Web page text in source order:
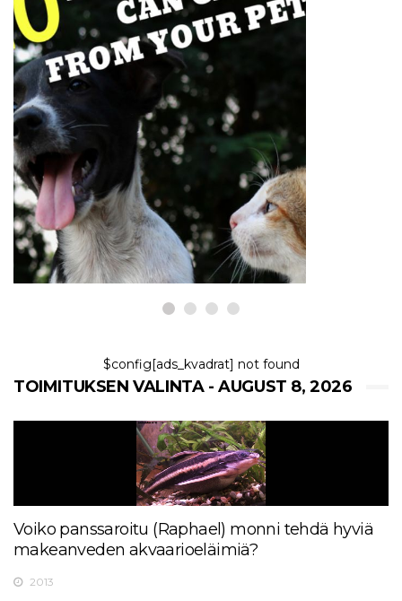
LEMMIKKIEN OMISTAMINEN
10 sairautta, jotka voit tarttua
lemmikkisi
8,2026
$config[ads_kvadrat] not found
TOIMITUKSEN VALINTA - AUGUST 8, 2026
Voiko panssaroitu (Raphael) monni tehdä hyviä
makeanveden akvaarioeläimiä?
2013